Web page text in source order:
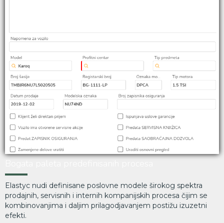
Elastyc nudi definisane poslovne modele širokog spektra
prodajnih, servisnih i internih kompanijskih procesa čijim se
kombinovanjima i daljim prilagodjavanjem postižu izuzetni
efekti.